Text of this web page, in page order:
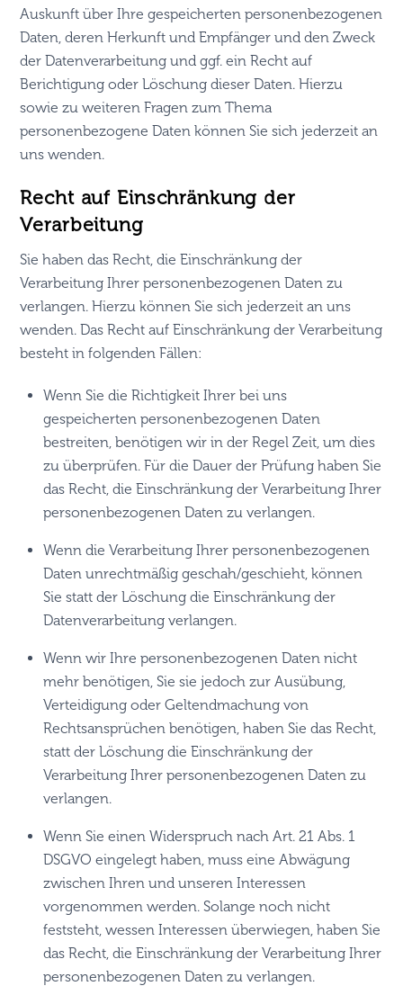
Auskunft über Ihre gespeicherten personenbezogenen
Daten, deren Herkunft und Empfänger und den Zweck
der Datenverarbeitung und ggf. ein Recht auf
Berichtigung oder Löschung dieser Daten. Hierzu
sowie zu weiteren Fragen zum Thema
personenbezogene Daten können Sie sich jederzeit an
uns wenden.
Recht auf Einschränkung der
Verarbeitung
Sie haben das Recht, die Einschränkung der
Verarbeitung Ihrer personenbezogenen Daten zu
verlangen. Hierzu können Sie sich jederzeit an uns
wenden. Das Recht auf Einschränkung der Verarbeitung
besteht in folgenden Fällen:
Wenn Sie die Richtigkeit Ihrer bei uns
gespeicherten personenbezogenen Daten
bestreiten, benötigen wir in der Regel Zeit, um dies
zu überprüfen. Für die Dauer der Prüfung haben Sie
das Recht, die Einschränkung der Verarbeitung Ihrer
personenbezogenen Daten zu verlangen.
Wenn die Verarbeitung Ihrer personenbezogenen
Daten unrechtmäßig geschah/geschieht, können
Sie statt der Löschung die Einschränkung der
Datenverarbeitung verlangen.
Wenn wir Ihre personenbezogenen Daten nicht
mehr benötigen, Sie sie jedoch zur Ausübung,
Verteidigung oder Geltendmachung von
Rechtsansprüchen benötigen, haben Sie das Recht,
statt der Löschung die Einschränkung der
Verarbeitung Ihrer personenbezogenen Daten zu
verlangen.
Wenn Sie einen Widerspruch nach Art. 21 Abs. 1
DSGVO eingelegt haben, muss eine Abwägung
zwischen Ihren und unseren Interessen
vorgenommen werden. Solange noch nicht
feststeht, wessen Interessen überwiegen, haben Sie
das Recht, die Einschränkung der Verarbeitung Ihrer
personenbezogenen Daten zu verlangen.